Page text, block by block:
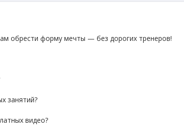
обрести форму мечты — без дорогих тренеров!
занятий?
видео?